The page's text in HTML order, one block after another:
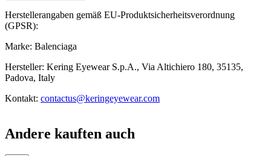
Herstellerangaben gemäß EU-Produktsicherheitsverordnung
(GPSR):
Marke: Balenciaga
Hersteller: Kering Eyewear S.p.A., Via Altichiero 180, 35135,
Padova, Italy
Kontakt: contactus@keringeyewear.com
Andere kauften auch